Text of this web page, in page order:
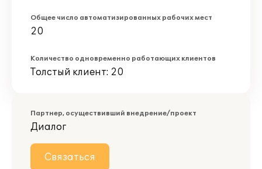
Общее число автоматизированных рабочих мест
20
Количество одновременно работающих клиентов
Толстый клиент: 20
Партнер, осуществивший внедрение/проект
Диалог
Связаться